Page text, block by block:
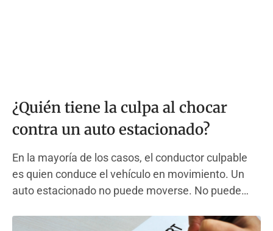
¿Quién tiene la culpa al chocar
contra un auto estacionado?
En la mayoría de los casos, el conductor culpable
es quien conduce el vehículo en movimiento. Un
auto estacionado no puede moverse. No puede
determina la mayoría de las decisiones de culpa en